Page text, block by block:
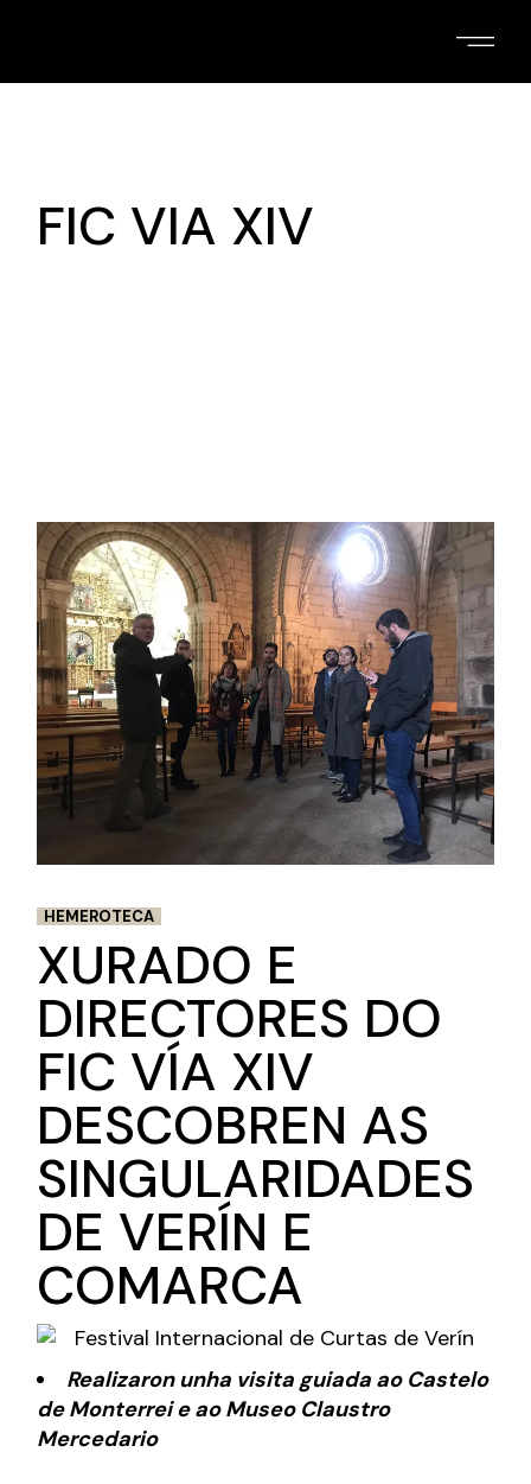
FIC VIA XIV
HEMEROTECA
XURADO E
DIRECTORES DO
FIC VÍA XIV
DESCOBREN AS
SINGULARIDADES
DE VERÍN E
COMARCA
Realizaron unha visita guiada ao Castelo
de Monterrei e ao Museo Claustro
Mercedario